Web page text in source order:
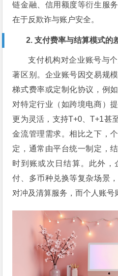
链金融、信用额度等衍生服
在于反欺诈与账户安全。
2. 支付费率与结算模式的
支付机构对企业账号与
著区别。企业账号因交易规
梯式费率或定制化协议，例
对特定行业（如跨境电商）
更为灵活，支持T+0、T+1甚
金流管理需求。相比之下，
定，通常由平台统一制定，
时到账或次日结算。此外，
付、多币种兑换等复杂场景
对冲及清算服务，而个人账号